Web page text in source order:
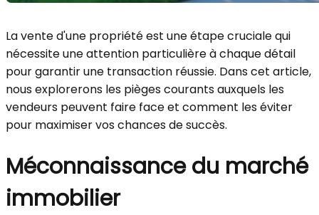
La vente d'une propriété est une étape cruciale qui
nécessite une attention particulière à chaque détail
pour garantir une transaction réussie. Dans cet article,
nous explorerons les pièges courants auxquels les
vendeurs peuvent faire face et comment les éviter
pour maximiser vos chances de succès.
Méconnaissance du marché
immobilier